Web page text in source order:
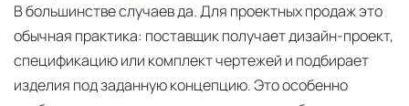
В большинстве случаев да. Для проектных продаж это
обычная практика: поставщик получает дизайн-проект,
спецификацию или комплект чертежей и подбирает
изделия под заданную концепцию. Это особенно